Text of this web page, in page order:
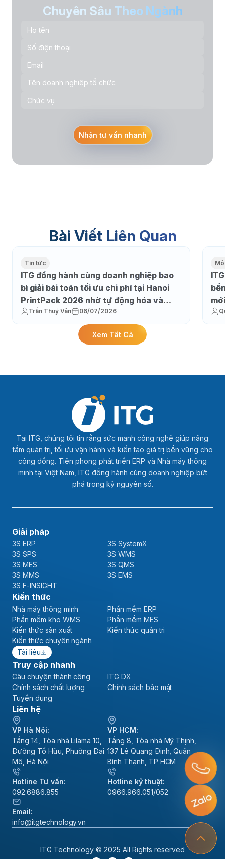
Chuyên Sâu Theo Ngành
Nhận tư vấn nhanh
Bài Viết Liên Quan
Tin tức
ITG đồng hành cùng doanh nghiệp bao
bì giải bài toán tối ưu chi phí tại Hanoi
PrintPack 2026 nhờ tự động hóa và
thực thi sản xuất
Trần Thuý Vân 06/07/2026
Xem Tất Cả
Tại ITG, chúng tôi tin rằng sức mạnh công nghệ giúp nâng
tầm quản trị, tối ưu vận hành và kiến tạo giá trị bền vững cho
cộng đồng. Tiên phong phát triển ERP và Nhà máy thông
minh tại Việt Nam, ITG đồng hành cùng doanh nghiệp bứt
phá trong kỷ nguyên số.
Giải pháp
3S ERP
3S SystemX
3S SPS
3S WMS
3S MES
3S QMS
3S MMS
3S EMS
3S F-INSIGHT
Kiến thức
Nhà máy thông minh
Phần mềm ERP
Phần mềm kho WMS
Phần mềm MES
Kiến thức sản xuất
Kiến thức quản trị
Kiến thức chuyên ngành
Tài liệu
Truy cập nhanh
Câu chuyện thành công
ITG DX
Chính sách chất lượng
Chính sách bảo mật
Tuyển dụng
Liên hệ
VP Hà Nội:
Tầng 14, Tòa nhà Lilama 10,
Đường Tố Hữu, Phường Đại
Mỗ, Hà Nội
VP HCM:
Tầng 8, Tòa nhà Mỹ Thịnh,
137 Lê Quang Định, Quận
Bình Thạnh, TP HCM
Hotline Tư vấn:
092.6886.855
Hotline kỹ thuật:
0966.966.051/052
Email:
info@itgtechnology.vn
ITG Technology © 2025 All Rights reserved